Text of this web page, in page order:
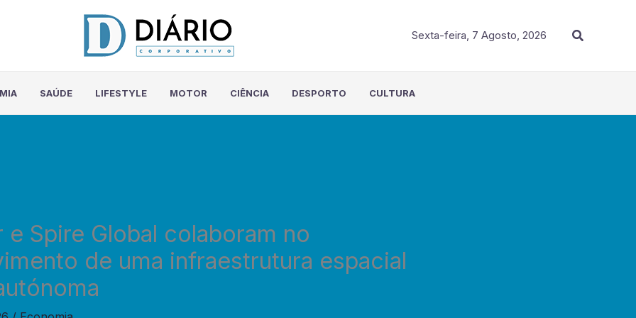
Sexta-feira, 7 Agosto, 2026 Procurar
SAÚDE LIFESTYLE MOTOR CIÊNCIA DESPORTO CULTURA
e Spire Global colaboram no
de uma infraestrutura espacial